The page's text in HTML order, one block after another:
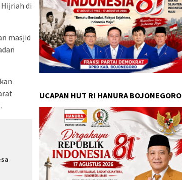
di
masjid
UCAPAN HUT RI HANURA BOJONEGORO